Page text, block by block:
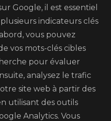
Google, il est essentiel
indicateurs clés
vous pouvez
vos mots-clés cibles
pour évaluer
analysez le trafic
site web à partir des
utilisant des outils
Analytics. Vous